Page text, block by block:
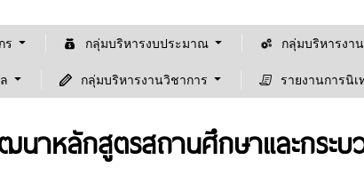
ร กลุ่มบริหารงบประมาณ กลุ่มบริหารงา
กลุ่มบริหารงานวิชาการ รายงานการนิเ
าหลักสูตรสถานศึกษาและกระบ